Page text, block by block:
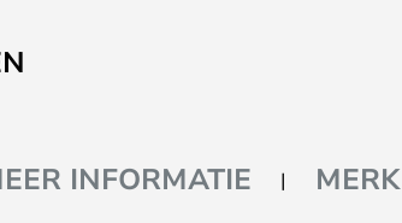
INFORMATIE MERK